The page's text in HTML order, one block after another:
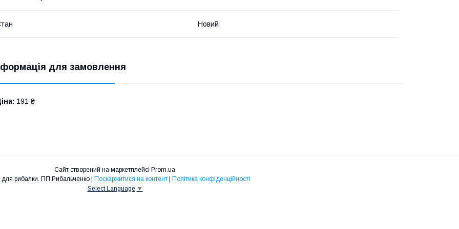
Новий
для замовлення
191 ₴
Сайт створений на маркетплейсі Prom.ua
Товари для рибалки. ПП Рибальченко | Поскаржитися на контент | Політика конфіденційності
Select Language ▼